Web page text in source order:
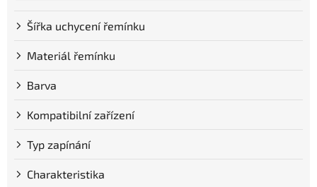
Šířka uchycení řemínku
Materiál řemínku
Barva
Kompatibilní zařízení
Typ zapínání
Charakteristika